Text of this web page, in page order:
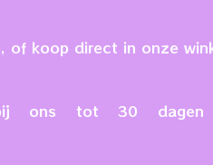
of koop direct in onze
bij ons tot 30 dagen